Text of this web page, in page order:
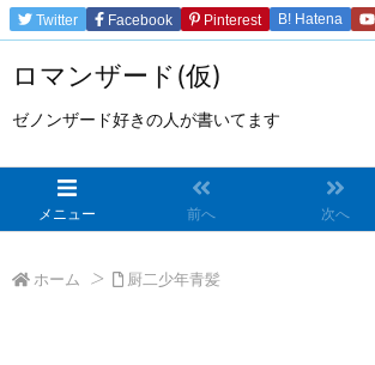
ロマンザード(仮)
ゼノンザード好きの人が書いてます
メニュー 前へ 次へ
Twitter Facebook Pinterest B! Hatena
ホーム > 厨二少年青髪